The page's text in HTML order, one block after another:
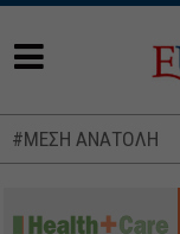
#ΜΕΣΗ ΑΝΑΤΟΛΗ